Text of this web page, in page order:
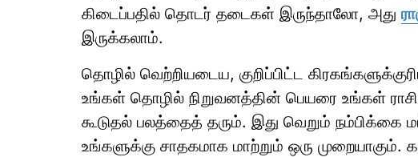
கிடைப்பதில் தொடர் தடைகள் இருந்தாலோ, அது
இருக்கலாம்.
தொழில் வெற்றியடைய, குறிப்பிட்ட
உங்கள் தொழில் நிறுவனத்தின் பெயரை உங்கள்
கூடுதல் பலத்தைத் தரும். இது வெறும் நம்பிக்கை
உங்களுக்கு சாதகமாக மாற்றும் ஒரு முறையாகும்.